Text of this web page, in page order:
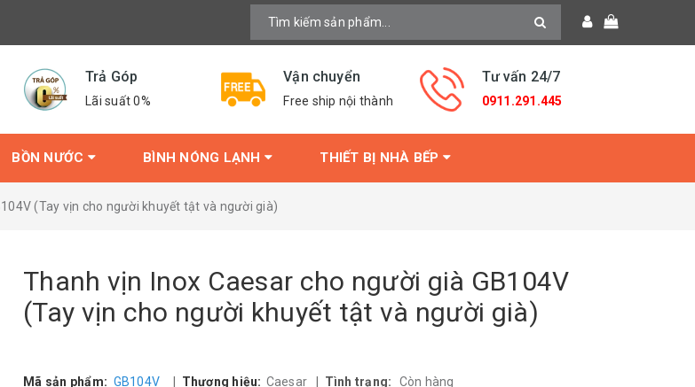
Trả Góp
Lãi suất 0%
Vận chuyển
Free ship nội thành
Tư vấn 24/7
0911.291.445
BỒN NƯỚC BÌNH NÓNG LẠNH THIẾT BỊ NHÀ BẾP
(Tay vịn cho người khuyết tật và người già)
Thanh vịn Inox Caesar cho người già GB104V
(Tay vịn cho người khuyết tật và người già)
Mã sản phẩm: GB104V Thương hiệu: Caesar Tình trạng: Còn hàng